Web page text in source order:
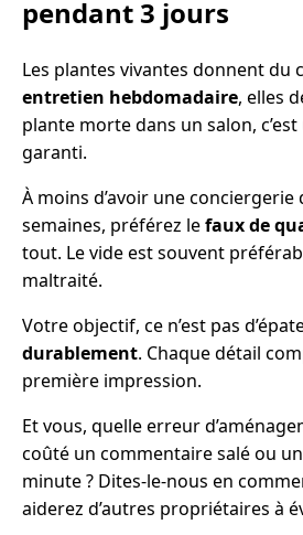
pendant 3 jours
Les plantes vivantes donnent du
entretien hebdomadaire, elles
plante morte dans un salon,
garanti.
À moins d’avoir une conciergerie
semaines, préférez lefaux de
tout. Le vide est souvent
maltraité.
Votre objectif, ce n’est pas
durablement. Chaque détail
première impression.
Et vous, quelle erreur
coûté un commentaire salé ou
minute ? Dites-le-nous en
aiderez d’autres propriétaires à